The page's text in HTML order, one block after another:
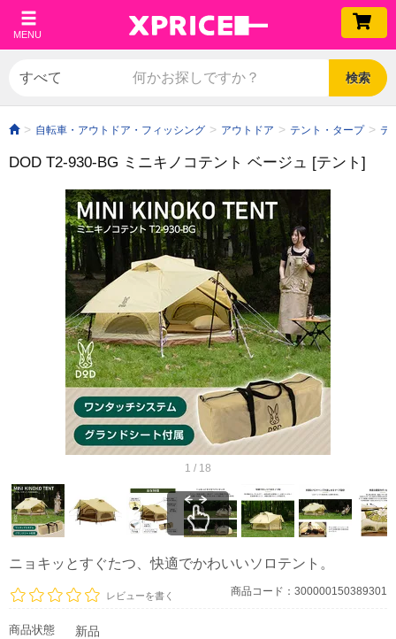
MENU
検索
自転車・アウトドア・フィッシング アウトドア テント・タープ テ
DOD T2-930-BG ミニキノコテント ベージュ [テント]
1 / 18
ニョキッとすぐたつ、快適でかわいいソロテント。
レビューを書く 商品コード：300000150389301
商品状態 新品